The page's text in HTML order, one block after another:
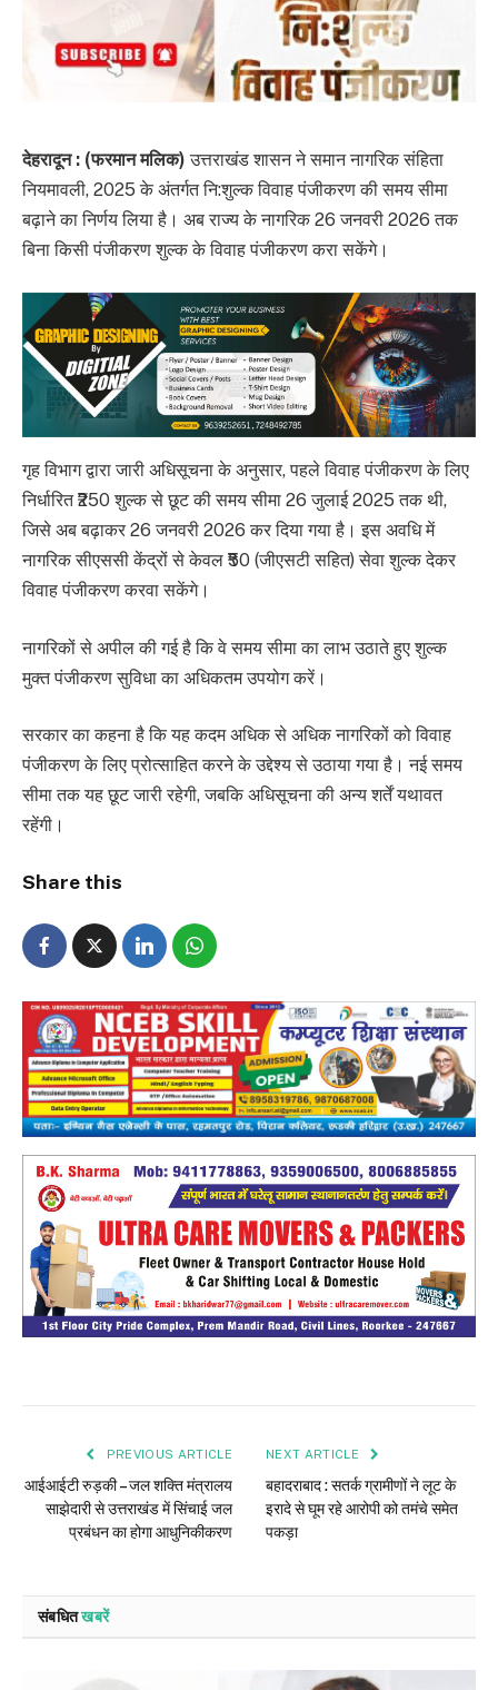
देहरादून : (फरमान मलिक)उत्तराखंड शासन ने समान नागरिक संहिता
नियमावली, 2025 के अंतर्गत नि:शुल्क विवाह पंजीकरण की समय सीमा
बढ़ाने का निर्णय लिया है। अब राज्य के नागरिक 26 जनवरी 2026 तक
बिना किसी पंजीकरण शुल्क के विवाह पंजीकरण करा सकेंगे।
गृह विभाग द्वारा जारी अधिसूचना के अनुसार, पहले विवाह पंजीकरण के लिए
निर्धारित ₹250 शुल्क से छूट की समय सीमा 26 जुलाई 2025 तक थी,
जिसे अब बढ़ाकर 26 जनवरी 2026 कर दिया गया है। इस अवधि में
नागरिक सीएससी केंद्रों से केवल ₹50 (जीएसटी सहित) सेवा शुल्क देकर
विवाह पंजीकरण करवा सकेंगे।
नागरिकों से अपील की गई है कि वे समय सीमा का लाभ उठाते हुए शुल्क
मुक्त पंजीकरण सुविधा का अधिकतम उपयोग करें।
सरकार का कहना है कि यह कदम अधिक से अधिक नागरिकों को विवाह
पंजीकरण के लिए प्रोत्साहित करने के उद्देश्य से उठाया गया है। नई समय
सीमा तक यह छूट जारी रहेगी, जबकि अधिसूचना की अन्य शर्तें यथावत
रहेंगी।
Share this
PREVIOUS ARTICLE
आईआईटी रुड़की – जल शक्ति मंत्रालय
साझेदारी से उत्तराखंड में सिंचाई जल
प्रबंधन का होगा आधुनिकीकरण
NEXT ARTICLE
बहादराबाद : सतर्क ग्रामीणों ने लूट के
इरादे से घूम रहे आरोपी को तमंचे समेत
पकड़ा
संबधितखबरें